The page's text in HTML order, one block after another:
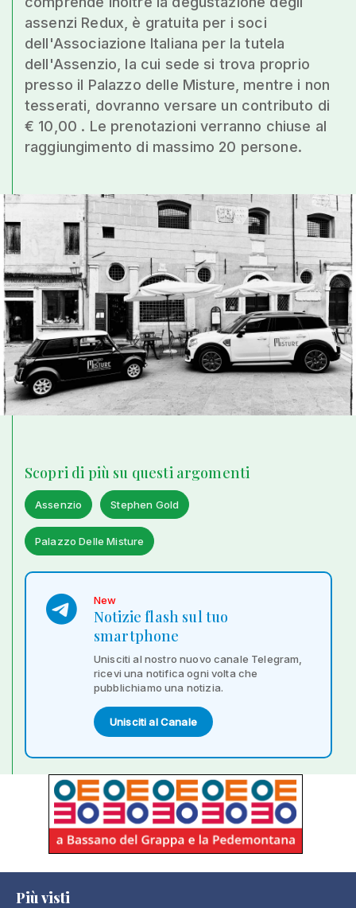
assenzi Redux, è gratuita per i soci
dell'Associazione Italiana per la tutela
dell'Assenzio, la cui sede si trova proprio
presso il Palazzo delle Misture, mentre i non
tesserati, dovranno versare un contributo di
€ 10,00 . Le prenotazioni verranno chiuse al
raggiungimento di massimo 20 persone.
Scopri di più su questi argomenti
Assenzio Stephen Gold
Palazzo Delle Misture
New
Notizie flash sul tuo
smartphone
Unisciti al nostro nuovo canale Telegram,
ricevi una notifica ogni volta che
pubblichiamo una notizia.
Unisciti al Canale
Più visti